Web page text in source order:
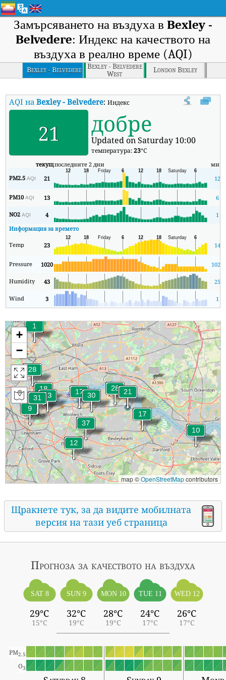
Замърсяването на въздуха в Bexley -
Belvedere: Индекс на качеството на
въздуха в реално време (AQI)
Bexley - Belvedere
Bexley - Belvedere
West
London Bexley
AQI наBexley - Belvedere:Индекс на качеството на въздуха в
21 добре
Updated on Saturday 10:00
температура:23°C
текущпоследните 2 дни мин
PM2.5AQI 21 12
PM10AQI 13 6
NO2AQI 4
1
Информация за времето
Temp 23 14
Pressure 1020 1020
Humidity 43 25
Wind 3 1
+
−
map ©OpenStreetMapcontributors
Щракнете тук, за да видите мобилната
версия на тази уеб страница
Прогноза за качеството на въздуха
SAT 8
29°C
15°C
SUN 9
32°C
19°C
MON 10
28°C
19°C
TUE 11
24°C
17°C
WED 12
26°C
17°C
PM2.5
O3